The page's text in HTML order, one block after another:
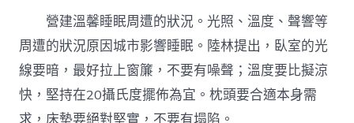
營建溫馨睡眠周遭的狀況。光照、溫度、聲響等
周遭的狀況原因城市影響睡眠。陸林提出，臥室的光
線要暗，最好拉上窗簾，不要有噪聲；溫度要比擬涼
快，堅持在20攝氏度擺佈為宜。枕頭要合適本身需